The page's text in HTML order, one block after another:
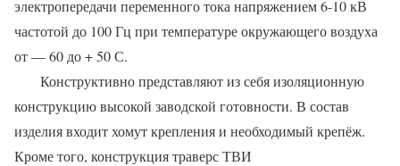
электропередачи переменного тока напряжением 6-10 кВ
частотой до 100 Гц при температуре окружающего воздуха
от — 60 до + 50 С.
Конструктивно представляют из себя изоляционную
конструкцию высокой заводской готовности. В состав
изделия входит хомут крепления и необходимый крепёж.
Кроме того, конструкция траверс ТВИ